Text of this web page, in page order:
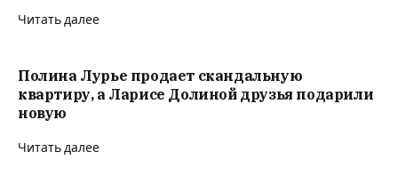
Читать далее
Полина Лурье продает скандальную
квартиру, а Ларисе Долиной друзья подарили
новую
Читать далее